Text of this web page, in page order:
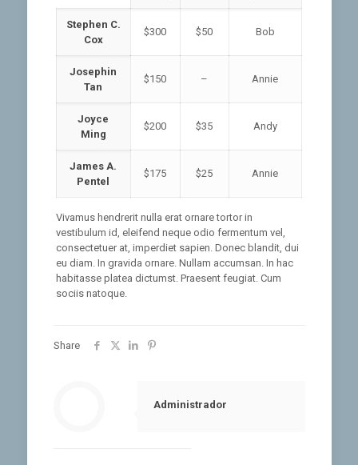
Stephen C.
Cox
$300 $50 Bob
Josephin
Tan
$150 – Annie
Joyce
Ming
$200 $35 Andy
James A.
Pentel
$175 $25 Annie
Vivamus hendrerit nulla erat ornare tortor in
vestibulum id, eleifend neque odio fermentum vel,
consectetuer at, imperdiet sapien. Donec blandit, dui
eu diam. In gravida ornare. Nullam accumsan. In hac
habitasse platea dictumst. Praesent feugiat. Cum
sociis natoque.
Share
Administrador